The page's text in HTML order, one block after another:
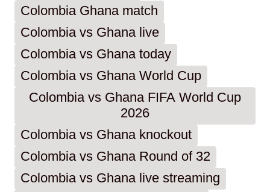
Colombia Ghana match
Colombia vs Ghana live
Colombia vs Ghana today
Colombia vs Ghana World Cup
Colombia vs Ghana FIFA World Cup
2026
Colombia vs Ghana knockout
Colombia vs Ghana Round of 32
Colombia vs Ghana live streaming